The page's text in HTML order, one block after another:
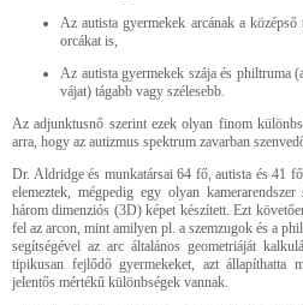
Az autista gyermekek arcának a
orcákat is,
Az autista gyermekek szája és philtruma
vájat) tágabb vagy szélesebb.
Az adjunktusnő szerint ezek olyan finom
arra, hogy az autizmus spektrum zavarban
Dr. Aldridge és munkatársai 64 fő, autista és 41
elemeztek, mégpedig egy olyan
három dimenziós (3D) képet készített. Ezt
fel az arcon, mint amilyen pl. a szemzugok és a
segítségével az arc általános geometriáját
tipikusan fejlődő gyermekeket, azt állapíthatta
jelentős mértékű különbségek vannak.